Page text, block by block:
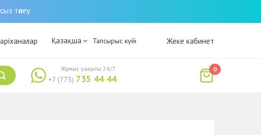
төлеу
Қазақша Тапсырыс күйі Жеке кабинет
+7 (775) 735 44 44
Жұмыс уақыты 24/7 0